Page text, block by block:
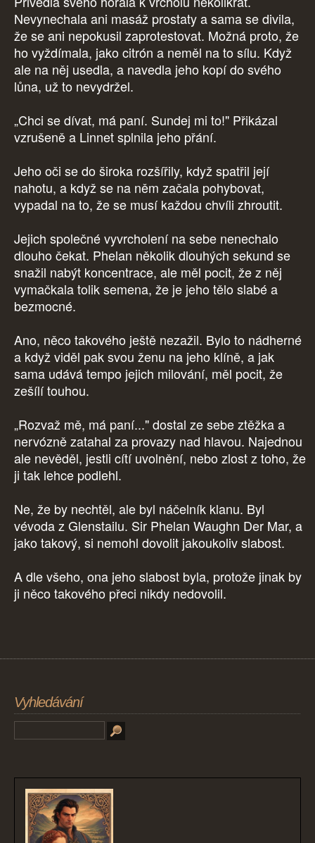
Nevynechala ani masáž prostaty a sama se divila,
že se ani nepokusil zaprotestovat. Možná proto, že
ho vyždímala, jako citrón a neměl na to sílu. Když
ale na něj usedla, a navedla jeho kopí do svého
lůna, už to nevydržel.
„Chci se dívat, má paní. Sundej mi to!" Přikázal
vzrušeně a Linnet splnila jeho přání.
Jeho oči se do široka rozšířily, když spatřil její
nahotu, a když se na něm začala pohybovat,
vypadal na to, že se musí každou chvíli zhroutit.
Jejich společné vyvrcholení na sebe nenechalo
dlouho čekat. Phelan několik dlouhých sekund se
snažil nabýt koncentrace, ale měl pocit, že z něj
vymačkala tolik semena, že je jeho tělo slabé a
bezmocné.
Ano, něco takového ještě nezažil. Bylo to nádherné
a když viděl pak svou ženu na jeho klíně, a jak
sama udává tempo jejich milování, měl pocit, že
zešílí touhou.
„Rozvaž mě, má paní..." dostal ze sebe ztěžka a
nervózně zatahal za provazy nad hlavou. Najednou
ale nevěděl, jestli cítí uvolnění, nebo zlost z toho, že
ji tak lehce podlehl.
Ne, že by nechtěl, ale byl náčelník klanu. Byl
vévoda z Glenstailu. Sir Phelan Waughn Der Mar, a
jako takový, si nemohl dovolit jakoukoliv slabost.
A dle všeho, ona jeho slabost byla, protože jinak by
ji něco takového přeci nikdy nedovolil.
Vyhledávání